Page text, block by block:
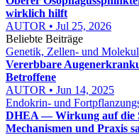
wirklich hilft
AUTOR • Jul 25, 2026
Beliebte Beiträge
Genetik, Zellen- und
Vererbbare
Betroffene
AUTOR • Jun 14, 2025
Endokrin- und
DHEA — Wirkung auf die
Mechanismen und Praxis